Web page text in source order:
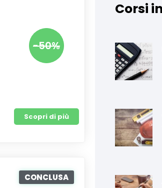
-50%
Scopri di più
CONCLUSA
Corsi